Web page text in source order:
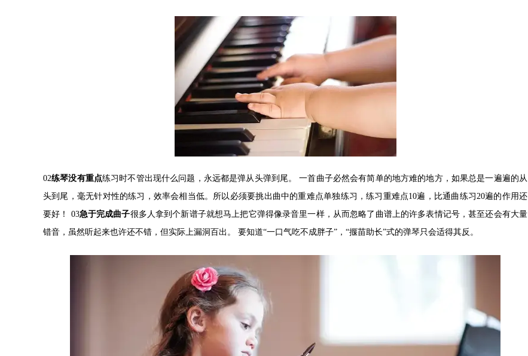
02练琴没有重点练习时不管出现什么问题，永远都是弹从头弹到尾。 一首曲子必然会有简单的地方难的地方，如果总是一遍遍的从
头到尾，毫无针对性的练习，效率会相当低。所以必须要挑出曲中的重难点单独练习，练习重难点10遍，比通曲练习20遍的作用还
要好！ 03急于完成曲子很多人拿到个新谱子就想马上把它弹得像录音里一样，从而忽略了曲谱上的许多表情记号，甚至还会有大量
错音，虽然听起来也许还不错，但实际上漏洞百出。 要知道“一口气吃不成胖子”，“揠苗助长”式的弹琴只会适得其反。